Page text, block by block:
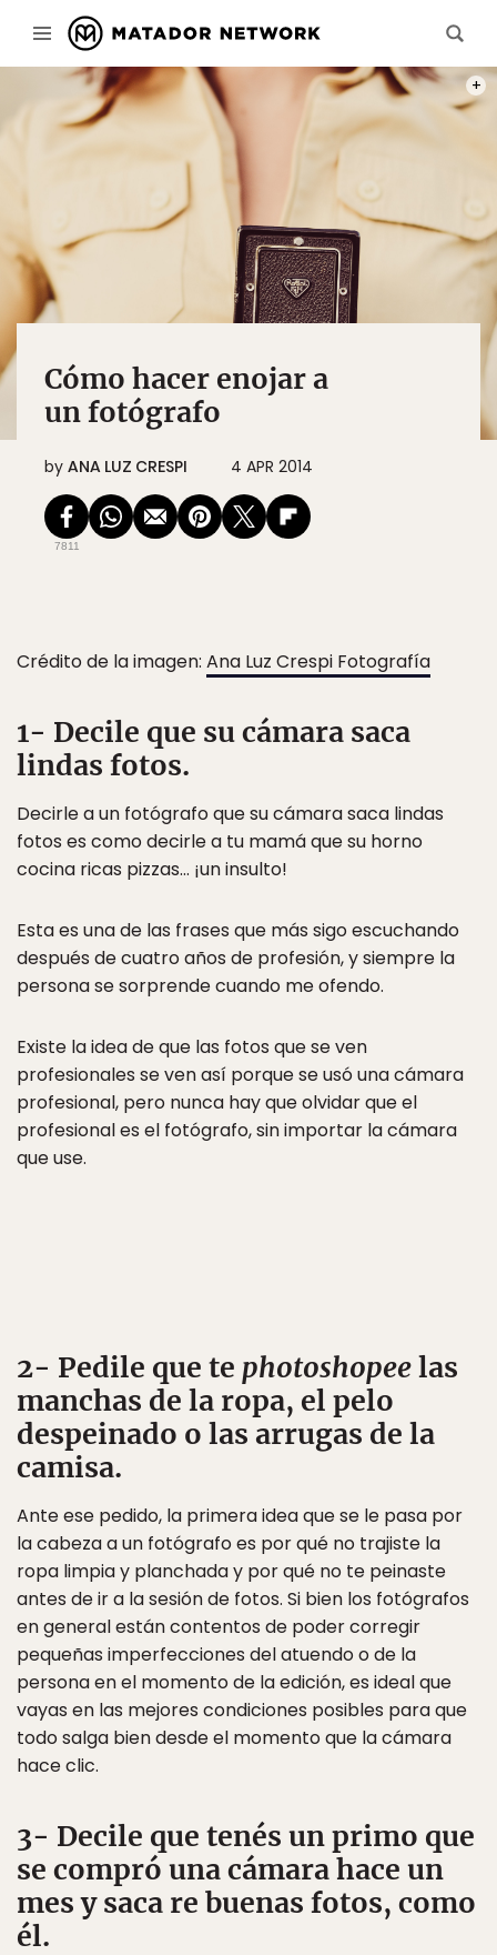
Cómo hacer enojar a
un fotógrafo
by ANA LUZ CRESPI 4 APR 2014
7811
Crédito de la imagen: Ana Luz Crespi Fotografía
1- Decile que su cámara saca
lindas fotos.
Decirle a un fotógrafo que su cámara saca lindas
fotos es como decirle a tu mamá que su horno
cocina ricas pizzas… ¡un insulto!
Esta es una de las frases que más sigo escuchando
después de cuatro años de profesión, y siempre la
persona se sorprende cuando me ofendo.
Existe la idea de que las fotos que se ven
profesionales se ven así porque se usó una cámara
profesional, pero nunca hay que olvidar que el
profesional es el fotógrafo, sin importar la cámara
que use.
2- Pedile que te photoshopeelas
manchas de la ropa, el pelo
despeinado o las arrugas de la
camisa.
Ante ese pedido, la primera idea que se le pasa por
la cabeza a un fotógrafo es por qué no trajiste la
ropa limpia y planchada y por qué no te peinaste
antes de ir a la sesión de fotos. Si bien los fotógrafos
en general están contentos de poder corregir
pequeñas imperfecciones del atuendo o de la
persona en el momento de la edición, es ideal que
vayas en las mejores condiciones posibles para que
todo salga bien desde el momento que la cámara
hace clic.
3- Decile que tenés un primo que
se compró una cámara hace un
mes y saca re buenas fotos, como
él.